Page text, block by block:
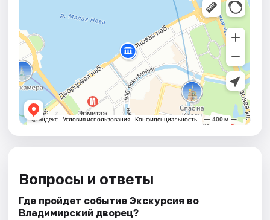
Вопросы и ответы
Где пройдет событие Экскурсия во
Владимирский дворец?